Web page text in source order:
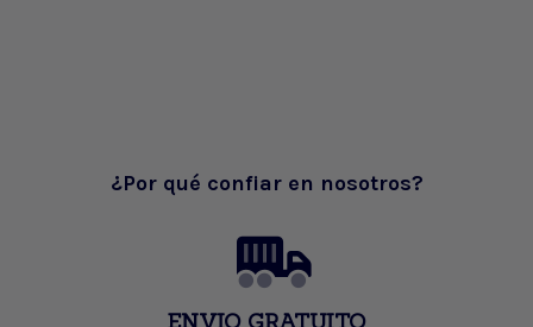
¿Por qué confiar en nosotros?